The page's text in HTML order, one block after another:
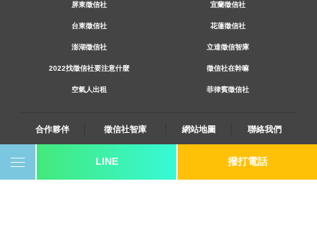
LINE 撥打電話
屏東徵信社 宜蘭徵信社
台東徵信社 花蓮徵信社
澎湖徵信社 立達徵信智庫
2022找徵信社要注意什麼 徵信社在幹嘛
空氣人出租 菲律賓徵信社
合作夥伴 徵信社智庫 網站地圖 聯絡我們
0800-250-555 revote990109@gmail.com
youtube twitter facebook line